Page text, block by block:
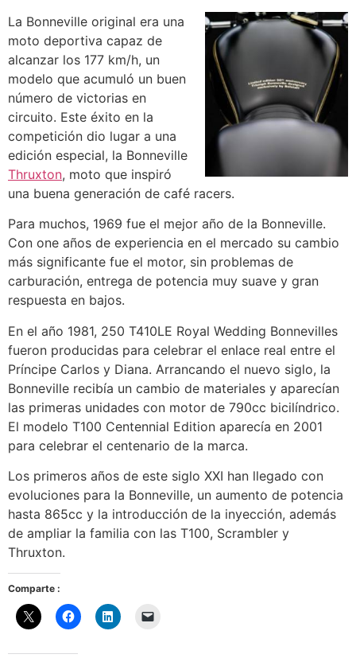
La Bonneville original era una
moto deportiva capaz de
alcanzar los 177 km/h, un
modelo que acumuló un buen
número de victorias en
circuito. Este éxito en la
competición dio lugar a una
edición especial, la Bonneville
Thruxton, moto que inspiró
una buena generación de café racers.
Para muchos, 1969 fue el mejor año de la Bonneville.
Con one años de experiencia en el mercado su cambio
más significante fue el motor, sin problemas de
carburación, entrega de potencia muy suave y gran
respuesta en bajos.
En el año 1981, 250 T410LE Royal Wedding Bonnevilles
fueron producidas para celebrar el enlace real entre el
Príncipe Carlos y Diana. Arrancando el nuevo siglo, la
Bonneville recibía un cambio de materiales y aparecían
las primeras unidades con motor de 790cc bicilíndrico.
El modelo T100 Centennial Edition aparecía en 2001
para celebrar el centenario de la marca.
Los primeros años de este siglo XXI han llegado con
evoluciones para la Bonneville, un aumento de potencia
hasta 865cc y la introducción de la inyección, además
de ampliar la familia con las T100, Scrambler y
Thruxton.
Comparte :